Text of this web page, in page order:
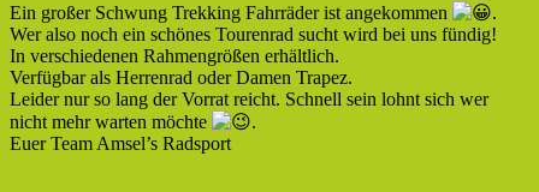
Ein großer Schwung Trekking Fahrräder ist angekommen
.
Wer also noch ein schönes Tourenrad sucht wird bei uns fündig!
In verschiedenen Rahmengrößen erhältlich.
Verfügbar als Herrenrad oder Damen Trapez.
Leider nur so lang der Vorrat reicht. Schnell sein lohnt sich wer
nicht mehr warten möchte
.
Euer Team Amsel’s Radsport